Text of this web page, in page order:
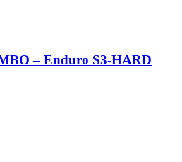
– Enduro S3-HARD